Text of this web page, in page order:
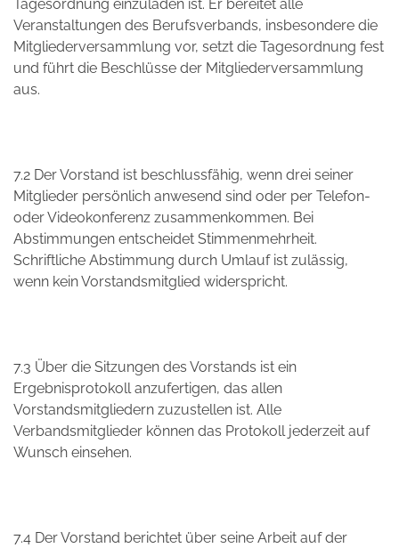
Tagesordnung einzuladen ist. Er bereitet alle
Veranstaltungen des Berufsverbands, insbesondere die
Mitgliederversammlung vor, setzt die Tagesordnung fest
und führt die Beschlüsse der Mitgliederversammlung
aus.
7.2 Der Vorstand ist beschlussfähig, wenn drei seiner
Mitglieder persönlich anwesend sind oder per Telefon-
oder Videokonferenz zusammenkommen. Bei
Abstimmungen entscheidet Stimmenmehrheit.
Schriftliche Abstimmung durch Umlauf ist zulässig,
wenn kein Vorstandsmitglied widerspricht.
7.3 Über die Sitzungen des Vorstands ist ein
Ergebnisprotokoll anzufertigen, das allen
Vorstandsmitgliedern zuzustellen ist. Alle
Verbandsmitglieder können das Protokoll jederzeit auf
Wunsch einsehen.
7.4 Der Vorstand berichtet über seine Arbeit auf der